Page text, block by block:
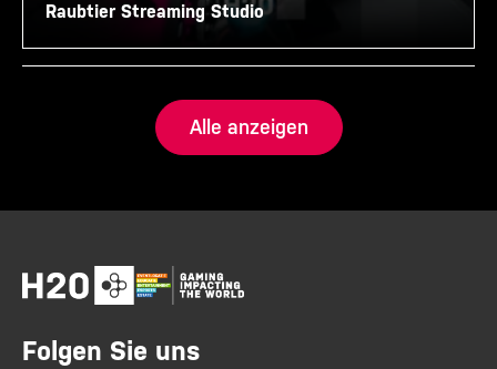
Raubtier Streaming Studio
Alle anzeigen
Folgen Sie uns